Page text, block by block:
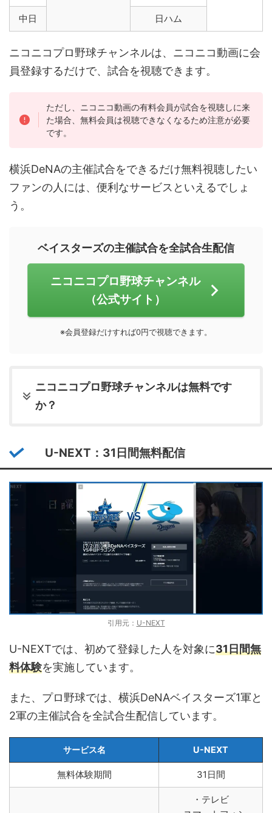
中日 日ハム
ニコニコプロ野球チャンネルは、ニコニコ動画に会
員登録するだけで、試合を視聴できます。
ただし、ニコニコ動画の有料会員が試合を視聴しに来
た場合、無料会員は視聴できなくなるため注意が必要
です。
横浜DeNAの主催試合をできるだけ無料視聴したい
ファンの人には、便利なサービスといえるでしょ
う。
ベイスターズの主催試合を全試合生配信
ニコニコプロ野球チャンネル
（公式サイト）
※会員登録だけすれば0円で視聴できます。
ニコニコプロ野球チャンネルは無料です
か？
U-NEXT：31日間無料配信
引用元： U-NEXT
U-NEXTでは、初めて登録した人を対象に31日間無
料体験を実施しています。
また、プロ野球では、横浜DeNAベイスターズ1軍と
2軍の主催試合を全試合生配信しています。
サービス名 U-NEXT
無料体験期間 31日間
・テレビ